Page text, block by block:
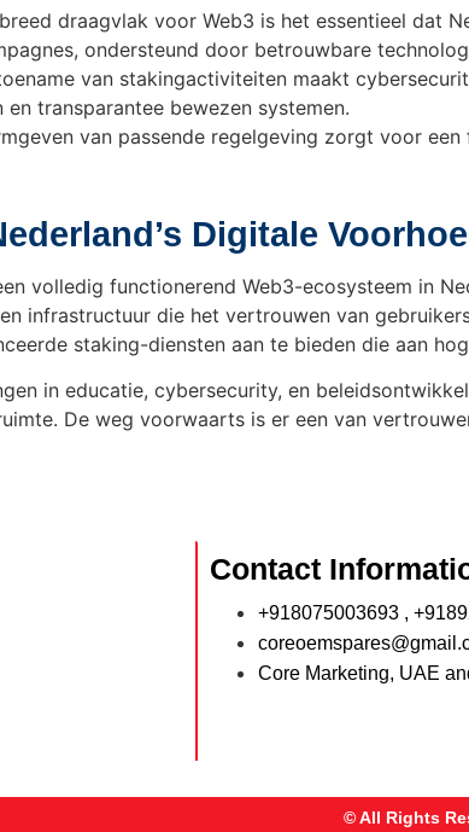
draagvlak voor Web3 is het essentieel dat
ondersteund door betrouwbare
van stakingactiviteiten maakt
transparantee bewezen systemen.
van passende regelgeving zorgt voor
Digitale
volledig functionerend Web3-ecosysteem in
infrastructuur die het vertrouwen van
staking-diensten aan te bieden die aan
in educatie, cybersecurity, en
De weg voorwaarts is er een van
Contact
+918075003693 ,
Core Marketing, UAE
© All Rights